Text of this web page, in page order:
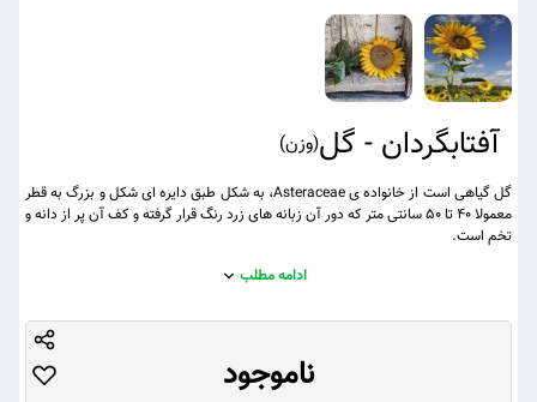
آفتابگردان - گل(وزن)
گل گیاهی است از خانواده ی Asteraceae، به شکل طبق دایره ای شکل و بزرگ به قطر
معمولا ۴۰ تا ۵۰ سانتی متر که دور آن زبانه های زرد رنگ قرار گرفته و کف آن پر از دانه و
تخم است.
ادامه مطلب
ناموجود